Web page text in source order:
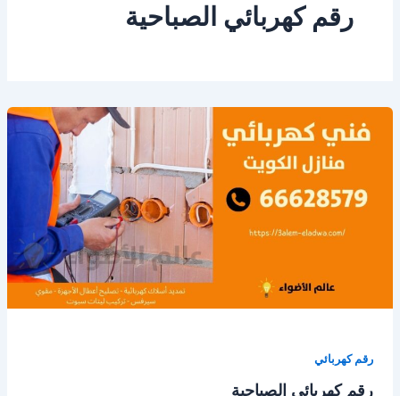
رقم كهربائي الصباحية
رقم كهربائي
رقم كهربائي الصباحية